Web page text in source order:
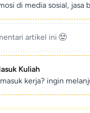
di media sosial, jasa
artikel ini
Kuliah
kerja? ingin